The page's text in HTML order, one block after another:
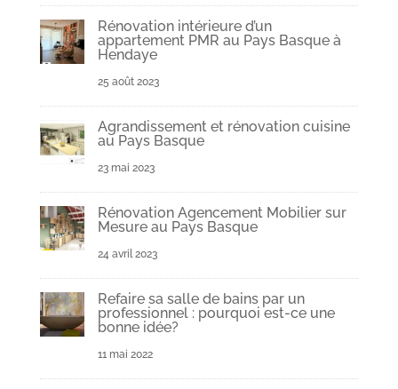
Rénovation intérieure d’un
appartement PMR au Pays Basque à
Hendaye
25 août 2023
Agrandissement et rénovation cuisine
au Pays Basque
23 mai 2023
Rénovation Agencement Mobilier sur
Mesure au Pays Basque
24 avril 2023
Refaire sa salle de bains par un
professionnel : pourquoi est-ce une
bonne idée?
11 mai 2022